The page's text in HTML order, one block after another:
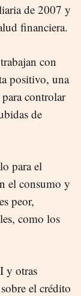
de 2007 y
financiera.
con
positivo, una
controlar
de
para el
el consumo y
peor,
como los
y otras
el crédito